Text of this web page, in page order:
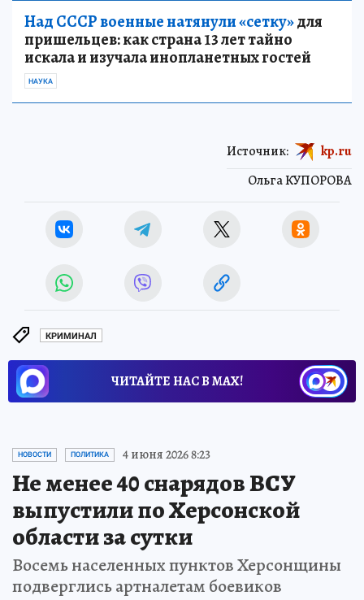
Над СССР военные натянули «сетку»для
пришельцев: как страна 13 лет тайно
искала и изучала инопланетных гостей
НАУКА
Ольга КУПОРОВА
Источник: kp.ru
КРИМИНАЛ
ЧИТАЙТЕ НАС В МАХ!
НОВОСТИ ПОЛИТИКА 4 июня 2026 8:23
Не менее 40 снарядов ВСУ
выпустили по Херсонской
области за сутки
Восемь населенных пунктов Херсонщины
подверглись артналетам боевиков